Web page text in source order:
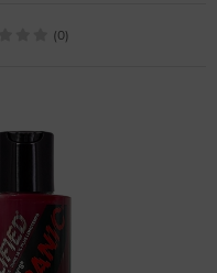
(0)